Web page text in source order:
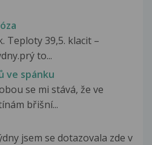
Teploty 39,5. klacit –
to...
ve spánku
se mi stává, že ve
břišní...
jsem se dotazovala zde v